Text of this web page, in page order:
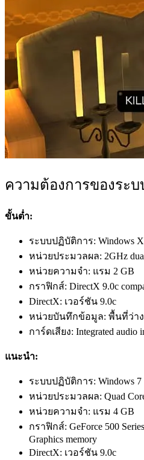
ความต้องการของระบ
ขั้นต่ำ:
ระบบปฏิบัติการ: Windows
หน่วยประมวลผล: 2GHz
หน่วยความจำ: แรม 2 GB
กราฟิกส์: DirectX 9.0c
DirectX: เวอร์ชัน 9.0c
หน่วยบันทึกข้อมูล: พื้นที่ว่า
การ์ดเสียง: Integrated audio
แนะนำ:
ระบบปฏิบัติการ: Windows 7
หน่วยประมวลผล: Quad
หน่วยความจำ: แรม 4 GB
กราฟิกส์: GeForce 500
Graphics memory
DirectX: เวอร์ชัน 9.0c